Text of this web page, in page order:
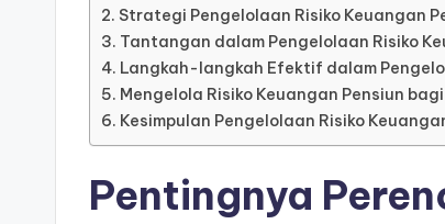
Strategi Pengelolaan Risiko Keuangan
Tantangan dalam Pengelolaan Risiko
Langkah-langkah Efektif dalam
Mengelola Risiko Keuangan Pensiun
Kesimpulan Pengelolaan Risiko
Pentingnya